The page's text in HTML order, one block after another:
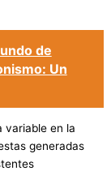
de
Un
variable en la
generadas